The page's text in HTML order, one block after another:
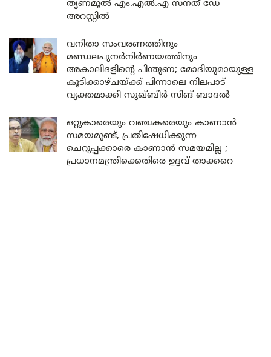
തൃണമൂൽ എം.എൽ.എ സനത് ഡേ
അറസ്റ്റിൽ
വനിതാ സംവരണത്തിനും
മണ്ഡലപുനർനിർണയത്തിനും
അകാലിദളിന്റെ പിന്തുണ; മോദിയുമായുള്ള
കൂടിക്കാഴ്ചയ്ക്ക് പിന്നാലെ നിലപാട്
വ്യക്തമാക്കി സുഖ്ബീർ സിങ് ബാദൽ
ഒറ്റുകാരെയും വഞ്ചകരെയും കാണാൻ
സമയമുണ്ട്, പ്രതിഷേധിക്കുന്ന
ചെറുപ്പക്കാരെ കാണാൻ സമയമില്ല ;
പ്രധാനമന്ത്രിക്കെതിരെ ഉദ്ദവ് താക്കറെ